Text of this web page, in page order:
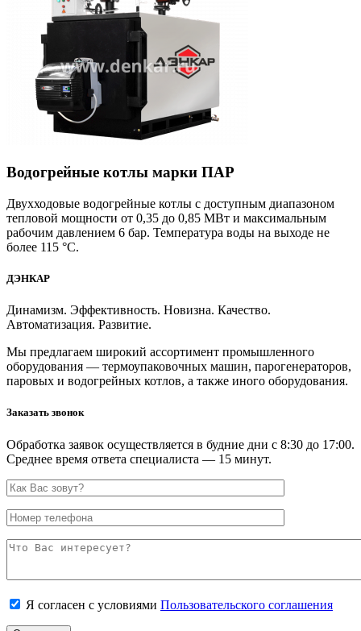
Водогрейные котлы марки ПАР
Двухходовые водогрейные котлы с доступным диапазоном
тепловой мощности от 0,35 до 0,85 МВт и максимальным
рабочим давлением 6 бар. Температура воды на выходе не
более 115 °C.
ДЭНКАР
Динамизм. Эффективность. Новизна. Качество.
Автоматизация. Развитие.
Мы предлагаем широкий ассортимент промышленного
оборудования — термоупаковочных машин, парогенераторов,
паровых и водогрейных котлов, а также иного оборудования.
Заказать звонок
Обработка заявок осуществляется в будние дни с 8:30 до 17:00.
Среднее время ответа специалиста — 15 минут.
Я согласен с условиями Пользовательского соглашения